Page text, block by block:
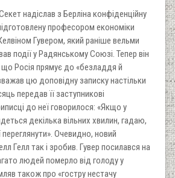
надіслав з Берліна конфіденційну
професором економіки
Гувером, який раніше вельми
події у Радянському Союзі. Тепер він
Росія прямує до «безладдя й
цю доповідну записку настільки
передав її заступникові
до неї говорилося: «Якщо у
декілька вільних хвилин, гадаю,
переглянути». Очевидно, новий
Гелл так і зробив. Гувер посилався на
людей померло від голоду у
також про «гостру нестачу